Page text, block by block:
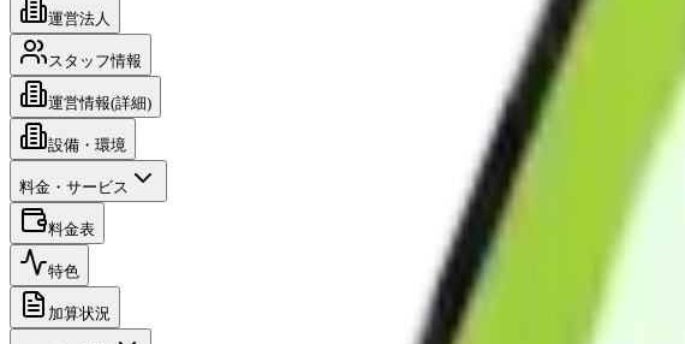
運営法人
スタッフ情報
運営情報(詳細)
設備・環境
料金・サービス
料金表
特色
加算状況